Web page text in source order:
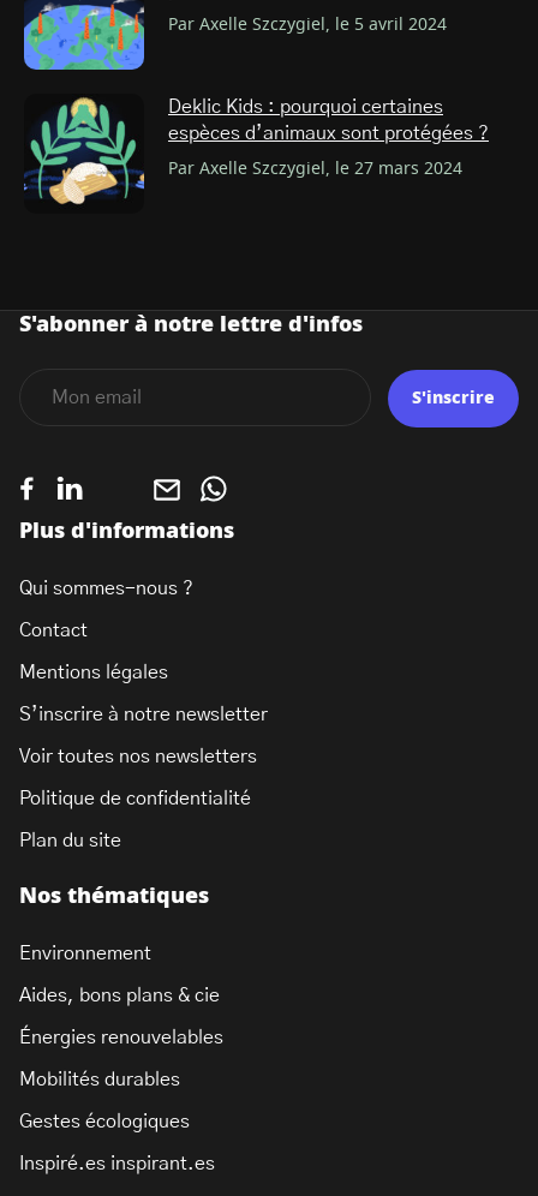
Par Axelle Szczygiel, le 5 avril 2024
Deklic Kids : pourquoi certaines
espèces d’animaux sont protégées ?
Par Axelle Szczygiel, le 27 mars 2024
Nos thématiques
Environnement
Aides, bons plans & cie
Énergies renouvelables
Mobilités durables
Gestes écologiques
Inspiré.es inspirant.es
Plus d'informations
Qui sommes-nous ?
Contact
Mentions légales
S’inscrire à notre newsletter
Voir toutes nos newsletters
Politique de confidentialité
Plan du site
S'abonner à notre lettre d'infos
S'inscrire